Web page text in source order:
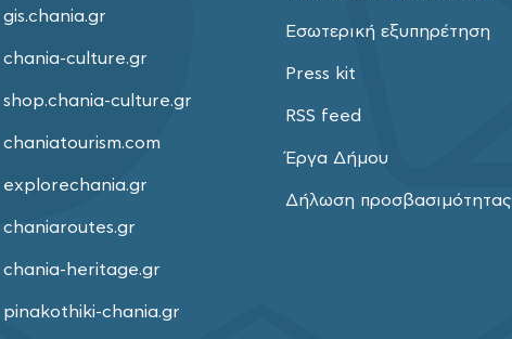
gis.chania.gr
chania-culture.gr
shop.chania-culture.gr
chaniatourism.com
explorechania.gr
chaniaroutes.gr
chania-heritage.gr
pinakothiki-chania.gr
Εσωτερική εξυπηρέτηση
Press kit
RSS feed
Έργα Δήμου
Δήλωση προσβασιμότητας